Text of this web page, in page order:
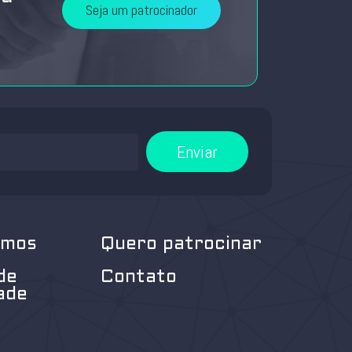
Seja um patrocinador
Enviar
Quero patrocinar
Contato